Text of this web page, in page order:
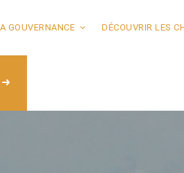
GOUVERNANCE DÉCOUVRIR LES